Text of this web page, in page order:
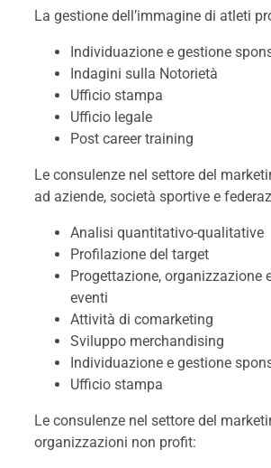
La gestione dell’immagine di atleti
Individuazione e gestione
Indagini sulla Notorietà
Ufficio stampa
Ufficio legale
Post career training
Le consulenze nel settore del
ad aziende, società sportive e
Analisi quantitativo-qualitative
Profilazione del target
Progettazione, organizzazione
eventi
Attività di comarketing
Sviluppo merchandising
Individuazione e gestione
Ufficio stampa
Le consulenze nel settore del
organizzazioni non profit: